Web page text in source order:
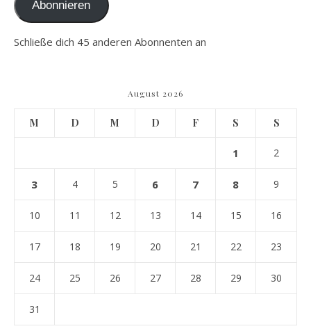
Abonnieren
Schließe dich 45 anderen Abonnenten an
August 2026
M D M D F S S
1 2
3 4 5 6 7 8 9
10 11 12 13 14 15 16
17 18 19 20 21 22 23
24 25 26 27 28 29 30
31